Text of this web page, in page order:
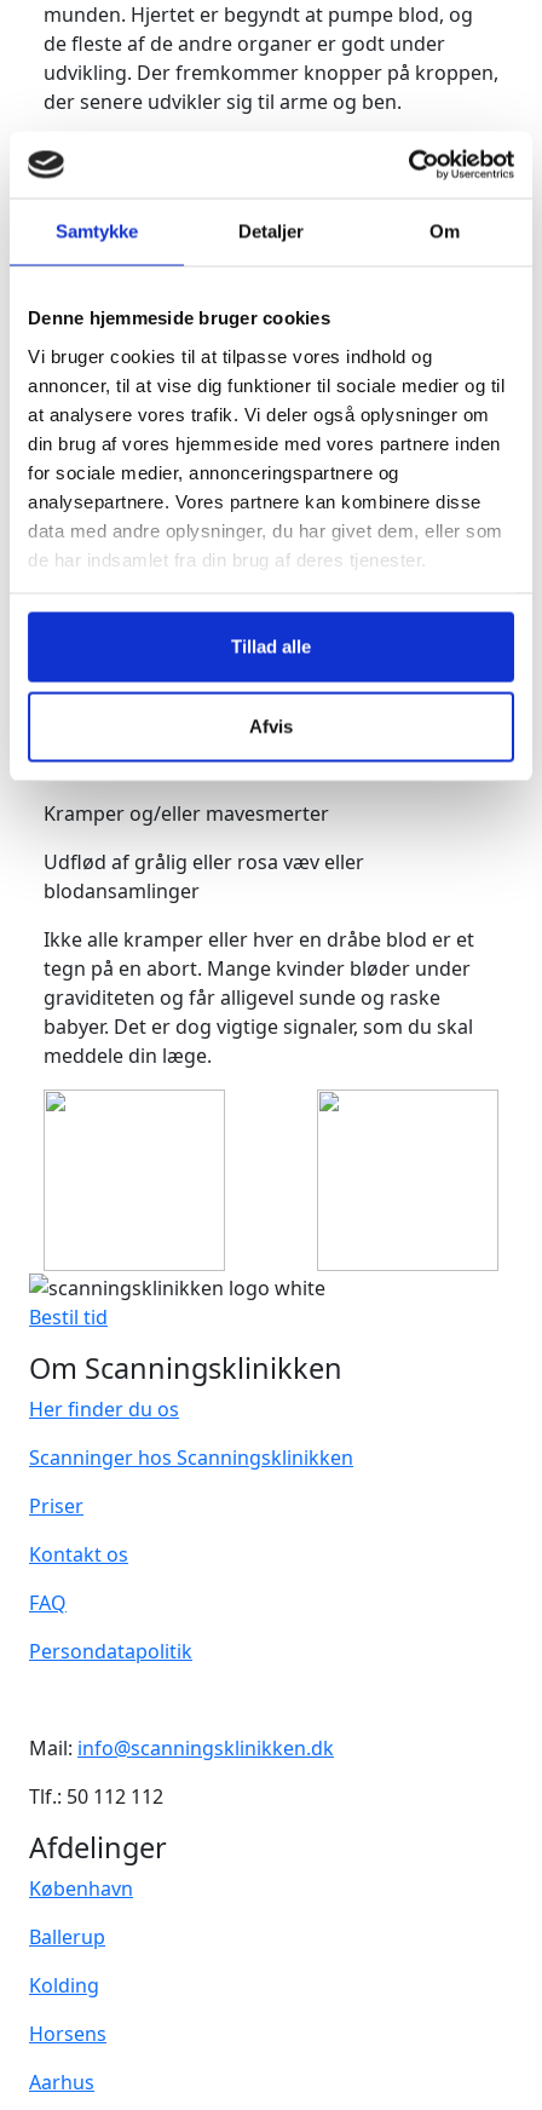
Samtykke Detaljer Om
Denne hjemmeside bruger cookies
Vi bruger cookies til at tilpasse vores indhold og
annoncer, til at vise dig funktioner til sociale medier og til
at analysere vores trafik. Vi deler også oplysninger om
din brug af vores hjemmeside med vores partnere inden
for sociale medier, annonceringspartnere og
analysepartnere. Vores partnere kan kombinere disse
data med andre oplysninger, du har givet dem, eller som
de har indsamlet fra din brug af deres tjenester.
Tillad alle
Afvis
munden. Hjertet er begyndt at pumpe blod, og
de fleste af de andre organer er godt under
udvikling. Der fremkommer knopper på kroppen,
der senere udvikler sig til arme og ben.
Det første hjerteslag!
I uge 6 begynder hjertet at slå. Det er svært at
slår helt selv og med en puls på 100-160. Det vil i
nogle tilfælde være muligt at se et hjerteblink ved
anbefaler vi, at du lige venter en uge, så du er
efter 6+0 og i 7. uge.
Din krop
Denne uge har en tendens til at byde på kvalme.
Morgenkvalme kan være en konstant følgesvend
når som helst på dagen. Du kan have trang til
visse fødevarer, mens selve tanken om andre
fødevarer kan forårsage kvalme og opkast.
Tegn på abort
Mange gravide bekymrer sig om risikoen for at
abortere. Hvis du har nogen af disse symptomer,
skal du kontakte din læge:
Blødning
Kramper og/eller mavesmerter
Udflød af grålig eller rosa væv eller
blodansamlinger
Ikke alle kramper eller hver en dråbe blod er et
tegn på en abort. Mange kvinder bløder under
graviditeten og får alligevel sunde og raske
babyer. Det er dog vigtige signaler, som du skal
meddele din læge.
Bestil tid
Om Scanningsklinikken
Her finder du os
Scanninger hos Scanningsklinikken
Priser
Kontakt os
FAQ
Persondatapolitik
Mail: info@scanningsklinikken.dk
Tlf.: 50 112 112
Afdelinger
København
Ballerup
Kolding
Horsens
Aarhus